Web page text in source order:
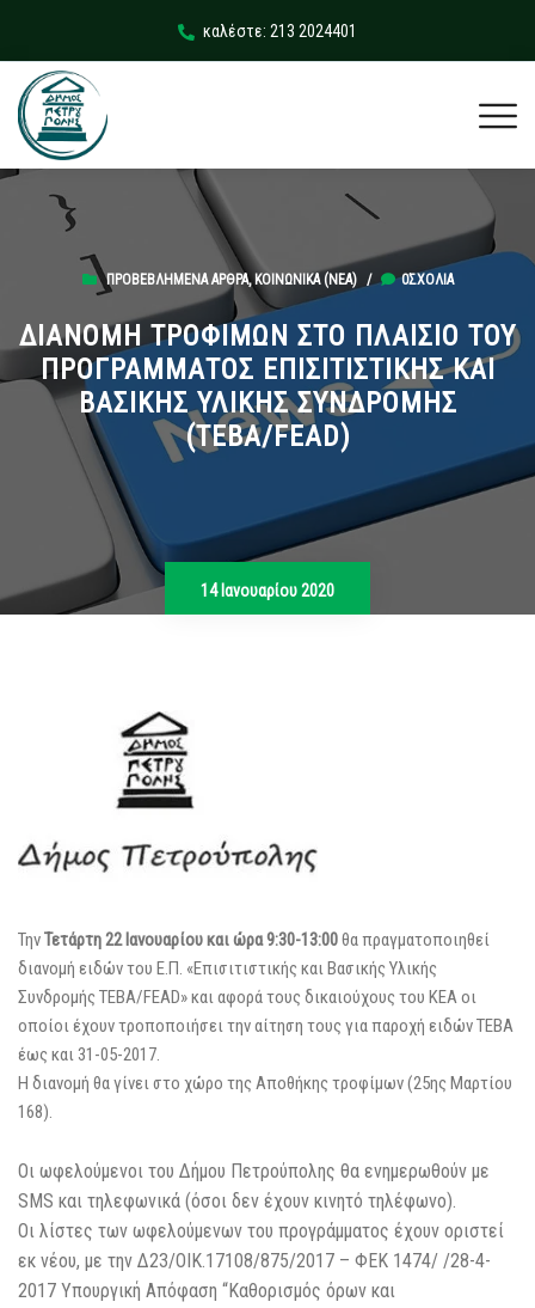
καλέστε: 213 2024401
ΠΡΟΒΕΒΛΗΜΈΝΑ ΆΡΘΡΑ, ΚΟΙΝΩΝΙΚΆ (ΝΕΑ)/ 0ΣΧΌΛΙΑ
ΔΙΑΝΟΜΗ ΤΡΟΦΙΜΩΝ ΣΤΟ ΠΛΑΙΣΙΟ ΤΟΥ
ΠΡΟΓΡΑΜΜΑΤΟΣ ΕΠΙΣΙΤΙΣΤΙΚΗΣ ΚΑΙ
ΒΑΣΙΚΗΣ ΥΛΙΚΗΣ ΣΥΝΔΡΟΜΗΣ
(ΤΕΒΑ/FEAD)
14 Ιανουαρίου 2020
ΤηνΤετάρτη 22 Ιανουαρίου και ώρα 9:30-13:00θα πραγματοποιηθεί
διανομή ειδών του Ε.Π. «Επισιτιστικής και Βασικής Υλικής
Συνδρομής ΤΕΒΑ/FEAD» και αφορά τους δικαιούχους του ΚΕΑ οι
οποίοι έχουν τροποποιήσει την αίτηση τους για παροχή ειδών ΤΕΒΑ
έως και 31-05-2017.
Η διανομή θα γίνει στο χώρο της Αποθήκης τροφίμων (25ης Μαρτίου
168).
Οι ωφελούμενοι του Δήμου Πετρούπολης θα ενημερωθούν με
SMS και τηλεφωνικά (όσοι δεν έχουν κινητό τηλέφωνο).
Οι λίστες των ωφελούμενων του προγράμματος έχουν οριστεί
εκ νέου, με την Δ23/ΟΙΚ.17108/875/2017 – ΦΕΚ 1474/ /28-4-
2017 Υπουργική Απόφαση “Καθορισμός όρων και